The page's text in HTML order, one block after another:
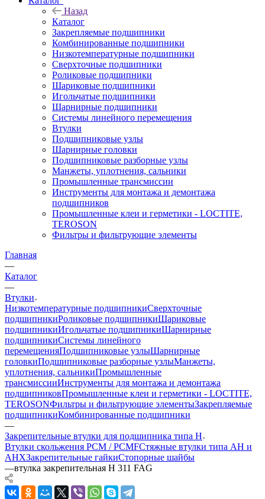
Назад
Каталог
Закрепляемые подшипники
Комбинированные подшипники
Низкотемпературные подшипники
Сверхточные подшипники
Роликовые подшипники
Шариковые подшипники
Игольчатые подшипники
Шарнирные подшипники
Системы линейного перемещения
Втулки
Подшипниковые узлы
Шарнирные головки
Подшипниковые разборные узлы
Манжеты, уплотнения, сальники
Промышленные трансмиссии
Инструменты для монтажа и демонтажа
подшипников
Промышленные клеи и герметики - LOCTITE,
TEROSON
Фильтры и фильтрующие элементы
Главная
—
Каталог
—
Втулки
Низкотемпературные подшипникиСверхточные
подшипникиРоликовые подшипникиШариковые
подшипникиИгольчатые подшипникиШарнирные
подшипникиСистемы линейного
перемещенияПодшипниковые узлыШарнирные
головкиПодшипниковые разборные узлыМанжеты,
уплотнения, сальникиПромышленные
трансмиссииИнструменты для монтажа и демонтажа
подшипниковПромышленные клеи и герметики - LOCTITE,
TEROSONФильтры и фильтрующие элементыЗакрепляемые
подшипникиКомбинированные подшипники
—
Закрепительные втулки для подшипника типа H
Втулки скольжения PCM / PCMFСтяжные втулки типа AH и
AHXЗакрепительные гайкиСтопорные шайбы
—втулка закрепительная H 311 FAG